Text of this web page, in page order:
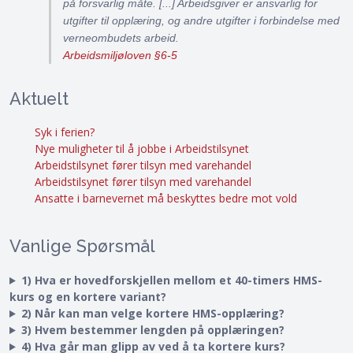
på forsvarlig måte. [...] Arbeidsgiver er ansvarlig for
utgifter til opplæring, og andre utgifter i forbindelse med
verneombudets arbeid.
Arbeidsmiljøloven §6-5
Aktuelt
Syk i ferien?
Nye muligheter til å jobbe i Arbeidstilsynet
Arbeidstilsynet fører tilsyn med varehandel
Arbeidstilsynet fører tilsyn med varehandel
Ansatte i barnevernet må beskyttes bedre mot vold
Vanlige Spørsmål
1) Hva er hovedforskjellen mellom et 40-timers HMS-
kurs og en kortere variant?
2) Når kan man velge kortere HMS-opplæring?
3) Hvem bestemmer lengden på opplæringen?
4) Hva går man glipp av ved å ta kortere kurs?